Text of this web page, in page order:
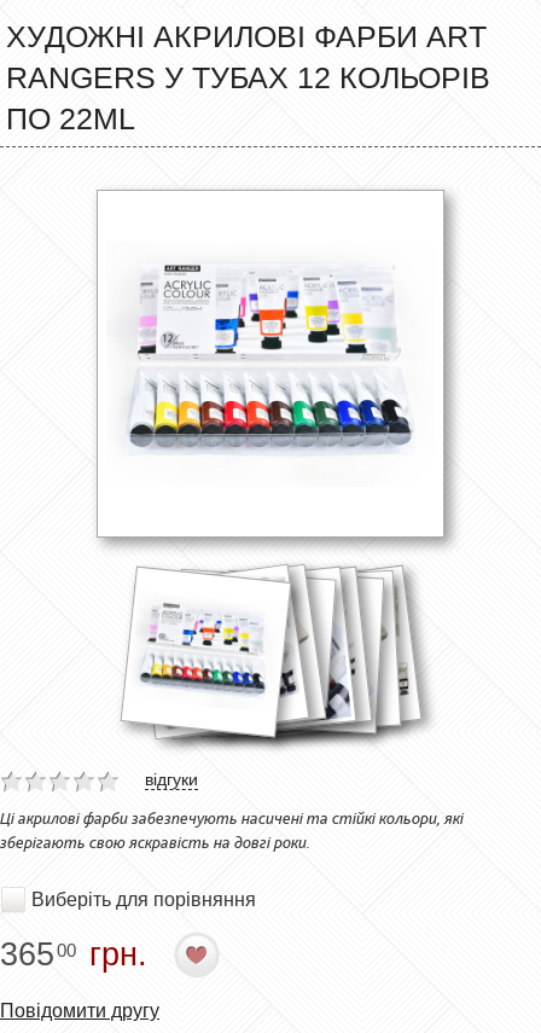
ХУДОЖНІ АКРИЛОВІ ФАРБИ ART
RANGERS У ТУБАХ 12 КОЛЬОРІВ
ПО 22ML
відгуки
Ці акрилові фарби забезпечують насичені та стійкі кольори, які
зберігають свою яскравість на довгі роки.
Виберіть для порівняння
36500 грн.
Повідомити другу